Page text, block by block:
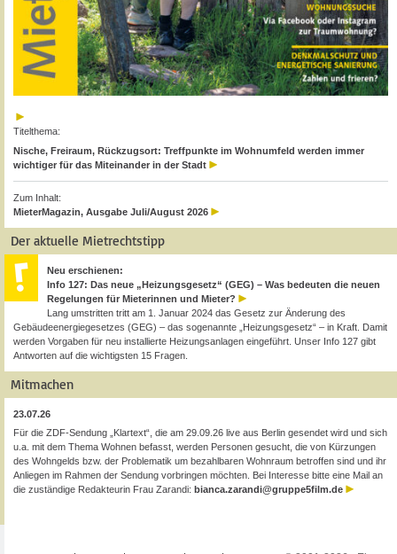
Titelthema:
Nische, Freiraum, Rückzugsort: Treffpunkte im Wohnumfeld werden immer
wichtiger für das Miteinander in der Stadt
Zum Inhalt:
MieterMagazin, Ausgabe Juli/August 2026
Der aktuelle Mietrechtstipp
Neu erschienen:
Info 127: Das neue „Heizungsgesetz“ (GEG) – Was bedeuten die neuen
Regelungen für Mieterinnen und Mieter?
Lang umstritten tritt am 1. Januar 2024 das Gesetz zur Änderung des
Gebäudeenergiegesetzes (GEG) – das sogenannte „Heizungsgesetz“ – in Kraft. Damit
werden Vorgaben für neu installierte Heizungsanlagen eingeführt. Unser Info 127 gibt
Antworten auf die wichtigsten 15 Fragen.
Mitmachen
23.07.26
Für die ZDF-Sendung „Klartext“, die am 29.09.26 live aus Berlin gesendet wird und sich
u.a. mit dem Thema Wohnen befasst, werden Personen gesucht, die von Kürzungen
des Wohngelds bzw. der Problematik um bezahlbaren Wohnraum betroffen sind und ihr
Anliegen im Rahmen der Sendung vorbringen möchten. Bei Interesse bitte eine Mail an
die zuständige Redakteurin Frau Zarandi: bianca.zarandi@gruppe5film.de